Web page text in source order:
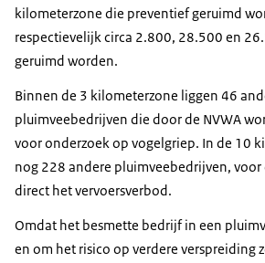
kilometerzone die preventief geruimd
respectievelijk circa 2.800, 28.500 en
geruimd worden.
Binnen de 3 kilometerzone liggen 46
pluimveebedrijven die door de NVWA
voor onderzoek op vogelgriep. In de 10
nog 228 andere pluimveebedrijven, voor
direct het vervoersverbod.
Omdat het besmette bedrijf in een
en om het risico op verdere verspreiding